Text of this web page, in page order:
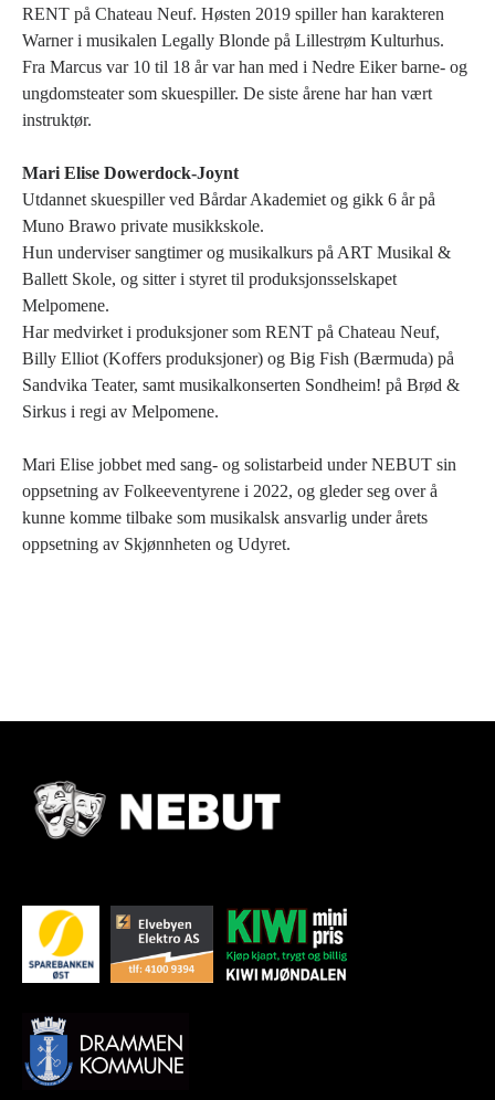
RENT på Chateau Neuf. Høsten 2019 spiller han karakteren
Warner i musikalen Legally Blonde på Lillestrøm Kulturhus.
Fra Marcus var 10 til 18 år var han med i Nedre Eiker barne- og
ungdomsteater som skuespiller. De siste årene har han vært
instruktør.
Mari Elise Dowerdock-Joynt
Utdannet skuespiller ved Bårdar Akademiet og gikk 6 år på
Muno Brawo private musikkskole.
Hun underviser sangtimer og musikalkurs på ART Musikal &
Ballett Skole, og sitter i styret til produksjonsselskapet
Melpomene.
Har medvirket i produksjoner som RENT på Chateau Neuf,
Billy Elliot (Koffers produksjoner) og Big Fish (Bærmuda) på
Sandvika Teater, samt musikalkonserten Sondheim! på Brød &
Sirkus i regi av Melpomene.
Mari Elise jobbet med sang- og solistarbeid under NEBUT sin
oppsetning av Folkeeventyrene i 2022, og gleder seg over å
kunne komme tilbake som musikalsk ansvarlig under årets
oppsetning av Skjønnheten og Udyret.